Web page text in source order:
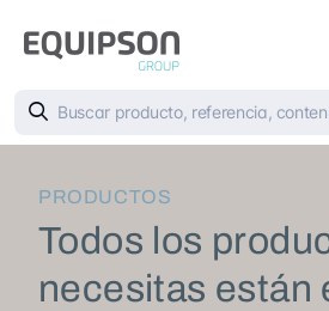
PRODUCTOS
Todos los
necesitas están